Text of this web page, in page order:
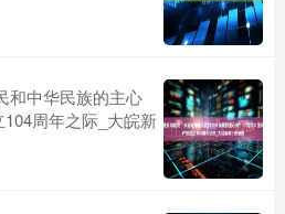
和中华民族的主心
周年之际_大皖新